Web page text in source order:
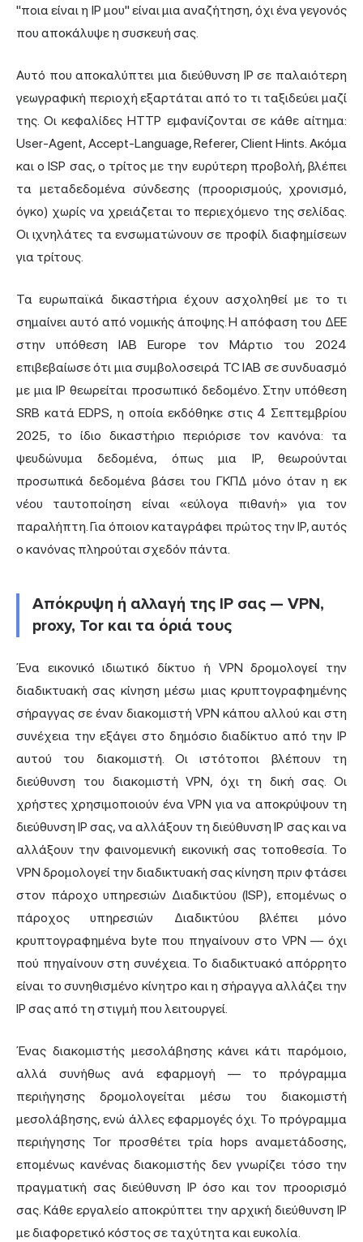
"ποια είναι η IP μου" είναι μια αναζήτηση, όχι ένα γεγονός
που αποκάλυψε η συσκευή σας.
Αυτό που αποκαλύπτει μια διεύθυνση IP σε παλαιότερη
γεωγραφική περιοχή εξαρτάται από το τι ταξιδεύει μαζί
της. Οι κεφαλίδες HTTP εμφανίζονται σε κάθε αίτημα:
User-Agent, Accept-Language, Referer, Client Hints. Ακόμα
και ο ISP σας, ο τρίτος με την ευρύτερη προβολή, βλέπει
τα μεταδεδομένα σύνδεσης (προορισμούς, χρονισμό,
όγκο) χωρίς να χρειάζεται το περιεχόμενο της σελίδας.
Οι ιχνηλάτες τα ενσωματώνουν σε προφίλ διαφημίσεων
για τρίτους.
Τα ευρωπαϊκά δικαστήρια έχουν ασχοληθεί με το τι
σημαίνει αυτό από νομικής άποψης. Η απόφαση του ΔΕΕ
στην υπόθεση IAB Europe τον Μάρτιο του 2024
επιβεβαίωσε ότι μια συμβολοσειρά TC IAB σε συνδυασμό
με μια IP θεωρείται προσωπικό δεδομένο. Στην υπόθεση
SRB κατά EDPS, η οποία εκδόθηκε στις 4 Σεπτεμβρίου
2025, το ίδιο δικαστήριο περιόρισε τον κανόνα: τα
ψευδώνυμα δεδομένα, όπως μια IP, θεωρούνται
προσωπικά δεδομένα βάσει του ΓΚΠΔ μόνο όταν η εκ
νέου ταυτοποίηση είναι «εύλογα πιθανή» για τον
παραλήπτη. Για όποιον καταγράφει πρώτος την IP, αυτός
ο κανόνας πληρούται σχεδόν πάντα.
Απόκρυψη ή αλλαγή της IP σας — VPN,
proxy, Tor και τα όριά τους
Ένα εικονικό ιδιωτικό δίκτυο ή VPN δρομολογεί την
διαδικτυακή σας κίνηση μέσω μιας κρυπτογραφημένης
σήραγγας σε έναν διακομιστή VPN κάπου αλλού και στη
συνέχεια την εξάγει στο δημόσιο διαδίκτυο από την IP
αυτού του διακομιστή. Οι ιστότοποι βλέπουν τη
διεύθυνση του διακομιστή VPN, όχι τη δική σας. Οι
χρήστες χρησιμοποιούν ένα VPN για να αποκρύψουν τη
διεύθυνση IP σας, να αλλάξουν τη διεύθυνση IP σας και να
αλλάξουν την φαινομενική εικονική σας τοποθεσία. Το
VPN δρομολογεί την διαδικτυακή σας κίνηση πριν φτάσει
στον πάροχο υπηρεσιών Διαδικτύου (ISP), επομένως ο
πάροχος υπηρεσιών Διαδικτύου βλέπει μόνο
κρυπτογραφημένα byte που πηγαίνουν στο VPN — όχι
πού πηγαίνουν στη συνέχεια. Το διαδικτυακό απόρρητο
είναι το συνηθισμένο κίνητρο και η σήραγγα αλλάζει την
IP σας από τη στιγμή που λειτουργεί.
Ένας διακομιστής μεσολάβησης κάνει κάτι παρόμοιο,
αλλά συνήθως ανά εφαρμογή — το πρόγραμμα
περιήγησης δρομολογείται μέσω του διακομιστή
μεσολάβησης, ενώ άλλες εφαρμογές όχι. Το πρόγραμμα
περιήγησης Tor προσθέτει τρία hops αναμετάδοσης,
επομένως κανένας διακομιστής δεν γνωρίζει τόσο την
πραγματική σας διεύθυνση IP όσο και τον προορισμό
σας. Κάθε εργαλείο αποκρύπτει την αρχική διεύθυνση IP
με διαφορετικό κόστος σε ταχύτητα και ευκολία.